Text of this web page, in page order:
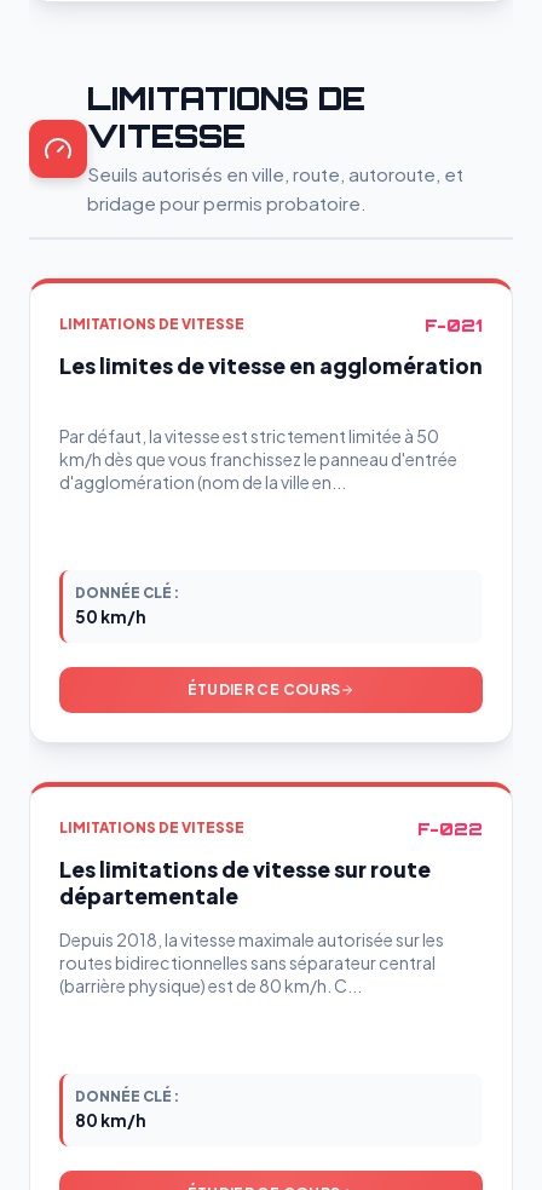
LIMITATIONS DE
VITESSE
Seuils autorisés en ville, route, autoroute, et
bridage pour permis probatoire.
LIMITATIONS DE VITESSE F-021
Les limites de vitesse en agglomération
Par défaut, la vitesse est strictement limitée à 50
km/h dès que vous franchissez le panneau d'entrée
d'agglomération (nom de la ville en...
DONNÉE CLÉ :
50 km/h
ÉTUDIER CE COURS
LIMITATIONS DE VITESSE F-022
Les limitations de vitesse sur route
départementale
Depuis 2018, la vitesse maximale autorisée sur les
routes bidirectionnelles sans séparateur central
(barrière physique) est de 80 km/h. C...
DONNÉE CLÉ :
80 km/h